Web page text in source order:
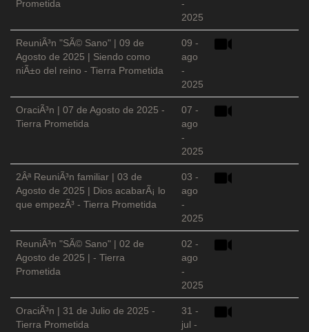
Prometida
-
2025
ReuniÃ³n "SÃ© Sano" | 09 de
Agosto de 2025 | Siendo como
niÃ±o del reino - Tierra Prometida
09 -
ago
-
2025
OraciÃ³n | 07 de Agosto de 2025 -
Tierra Prometida
07 -
ago
-
2025
2Âª ReuniÃ³n familiar | 03 de
Agosto de 2025 | Dios acabarÃ¡ lo
que empezÃ³ - Tierra Prometida
03 -
ago
-
2025
ReuniÃ³n "SÃ© Sano" | 02 de
Agosto de 2025 | - Tierra
Prometida
02 -
ago
-
2025
OraciÃ³n | 31 de Julio de 2025 -
Tierra Prometida
31 -
jul -